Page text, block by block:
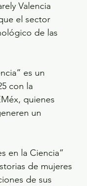
Valencia
el sector
de las
es un
con la
quienes
un
en la Ciencia”
de mujeres
de sus